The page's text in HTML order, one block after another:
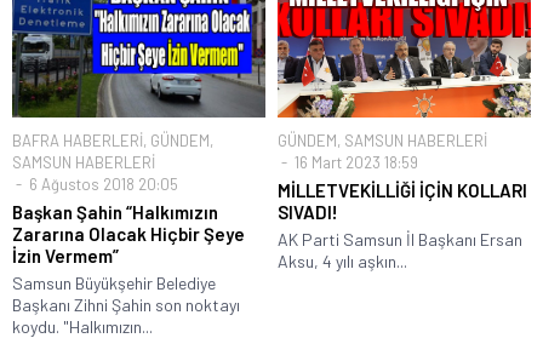
BAFRA HABERLERİ, GÜNDEM,
SAMSUN HABERLERİ
6 Ağustos 2018 20:05
Başkan Şahin “Halkımızın
Zararına Olacak Hiçbir Şeye
İzin Vermem”
Samsun Büyükşehir Belediye
Başkanı Zihni Şahin son noktayı
koydu. "Halkımızın...
GÜNDEM, SAMSUN HABERLERİ
16 Mart 2023 18:59
MİLLETVEKİLLİĞİ İÇİN KOLLARI
SIVADI!
AK Parti Samsun İl Başkanı Ersan
Aksu, 4 yılı aşkın...